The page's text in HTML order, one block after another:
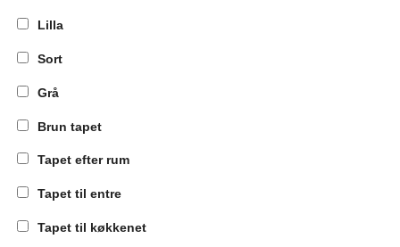
Lilla
Sort
Grå
Brun tapet
Tapet efter rum
Tapet til entre
Tapet til køkkenet